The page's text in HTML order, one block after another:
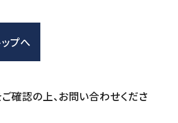
プへ
確認の上、お問い合わせくださ